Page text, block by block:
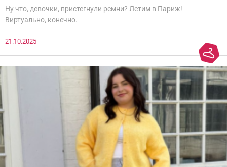
Ну что, девочки, пристегнули ремни? Летим в Париж!
Виртуально, конечно.
21.10.2025